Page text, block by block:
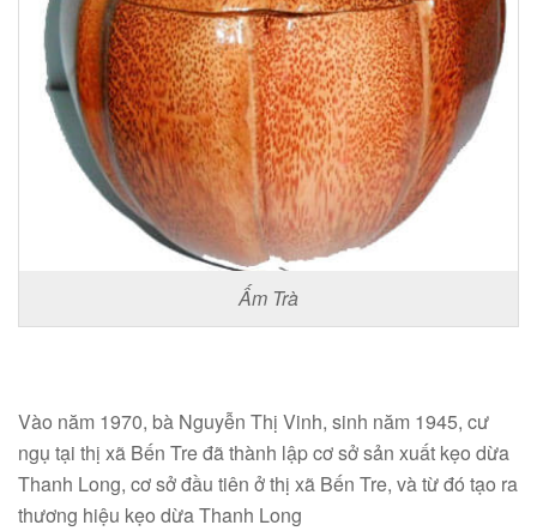
Ấm Trà
Vào năm 1970, bà Nguyễn Thị Vinh, sinh năm 1945, cư
ngụ tại thị xã Bến Tre đã thành lập cơ sở sản xuất kẹo dừa
Thanh Long, cơ sở đầu tiên ở thị xã Bến Tre, và từ đó tạo ra
thương hiệu kẹo dừa Thanh Long